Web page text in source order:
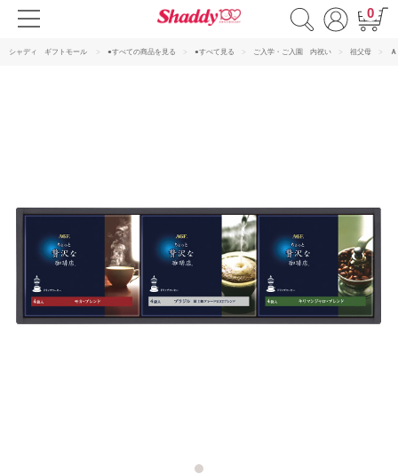
0
シャディ ギフトモール ●すべての商品を見る ●すべて見る ご入学・ご入園 内祝い 祖父母